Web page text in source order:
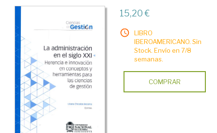
15,20 €
LIBRO
IBEROAMERICANO. Sin
Stock. Envío en 7/8
semanas.
COMPRAR